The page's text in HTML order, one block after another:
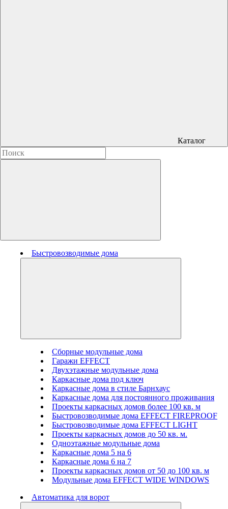
Каталог
Быстровозводимые дома
Сборные модульные дома
Гаражи EFFECT
Двухэтажные модульные дома
Каркасные дома под ключ
Каркасные дома в стиле Барнхаус
Каркасные дома для постоянного проживания
Проекты каркасных домов более 100 кв. м
Быстровозводимые дома EFFECT FIREPROOF
Быстровозводимые дома EFFECT LIGHT
Проекты каркасных домов до 50 кв. м.
Одноэтажные модульные дома
Каркасные дома 5 на 6
Каркасные дома 6 на 7
Проекты каркасных домов от 50 до 100 кв. м
Модульные дома EFFECT WIDE WINDOWS
Автоматика для ворот